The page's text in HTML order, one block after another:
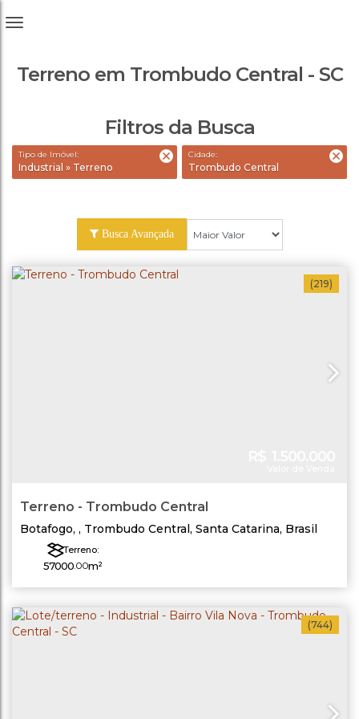
Terreno em Trombudo Central - SC
Filtros da Busca
Tipo de Imóvel:
Industrial » Terreno
Cidade:
Trombudo Central
Busca Avançada
(219)
Terreno - Trombudo Central
Botafogo , Trombudo Central, Santa Catarina, Brasil
Terreno:
57000.00m²
(744)